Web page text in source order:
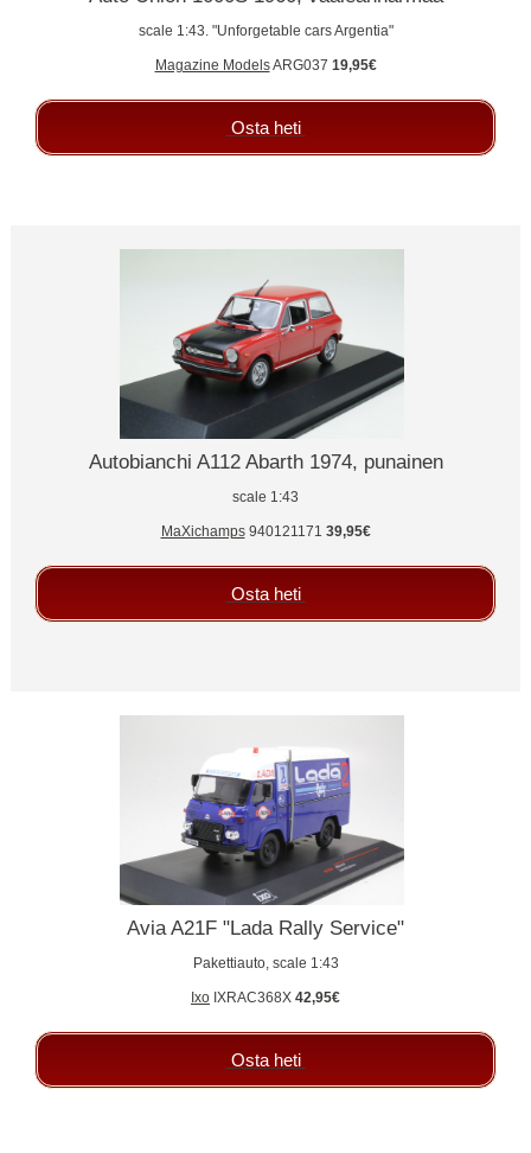
scale 1:43. "Unforgetable cars Argentia"
Magazine ModelsARG037 19,95€
Osta heti
Autobianchi A112 Abarth 1974, punainen
scale 1:43
MaXichamps940121171 39,95€
Osta heti
Avia A21F "Lada Rally Service"
Pakettiauto, scale 1:43
Ixo IXRAC368X 42,95€
Osta heti